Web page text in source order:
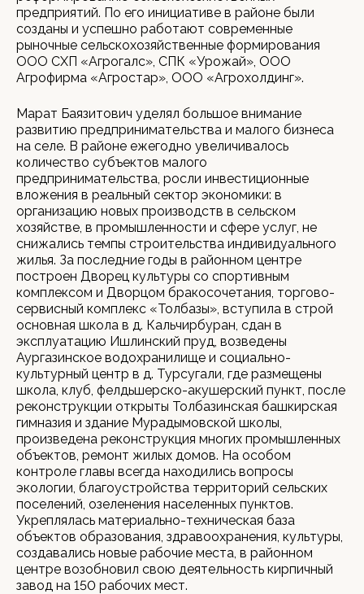
предприятий. По его инициативе в районе были
созданы и успешно работают современные
рыночные сельскохозяйственные формирования
ООО СХП «Агрогалс», СПК «Урожай», ООО
Агрофирма «Агростар», ООО «Агрохолдинг».
Марат Баязитович уделял большое внимание
развитию предпринимательства и малого бизнеса
на селе. В районе ежегодно увеличивалось
количество субъектов малого
предпринимательства, росли инвестиционные
вложения в реальный сектор экономики: в
организацию новых производств в сельском
хозяйстве, в промышленности и сфере услуг, не
снижались темпы строительства индивидуального
жилья. За последние годы в районном центре
построен Дворец культуры со спортивным
комплексом и Дворцом бракосочетания, торгово-
сервисный комплекс «Толбазы», вступила в строй
основная школа в д. Кальчирбуран, сдан в
эксплуатацию Ишлинский пруд, возведены
Аургазинское водохранилище и социально-
культурный центр в д. Турсугали, где размещены
школа, клуб, фелдьшерско-акушерский пункт, после
реконструкции открыты Толбазинская башкирская
гимназия и здание Мурадымовской школы,
произведена реконструкция многих промышленных
объектов, ремонт жилых домов. На особом
контроле главы всегда находились вопросы
экологии, благоустройства территорий сельских
поселений, озеленения населенных пунктов.
Укреплялась материально-техническая база
объектов образования, здравоохранения, культуры,
создавались новые рабочие места, в районном
центре возобновил свою деятельность кирпичный
завод на 150 рабочих мест.